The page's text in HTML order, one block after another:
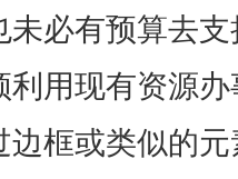
未必有预算去
利用现有资源
边框或类似的